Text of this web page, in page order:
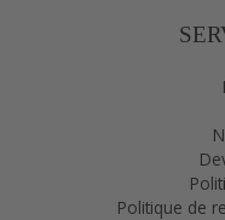
Politique de